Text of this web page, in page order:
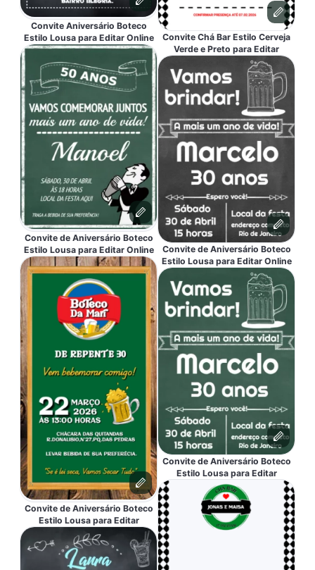
Convite Aniversário Boteco
Estilo Lousa para Editar Online
Convite de Aniversário Boteco
Estilo Lousa para Editar Online
Convite de Aniversário Boteco
Estilo Lousa para Editar
Convite Chá Bar Estilo Cerveja
Verde e Preto para Editar
Convite de Aniversário Boteco
Estilo Lousa para Editar Online
Convite de Aniversário Boteco
Estilo Lousa para Editar